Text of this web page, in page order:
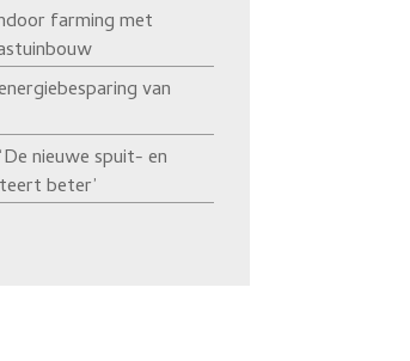
farming met
van
nieuwe spuit- en
beter’